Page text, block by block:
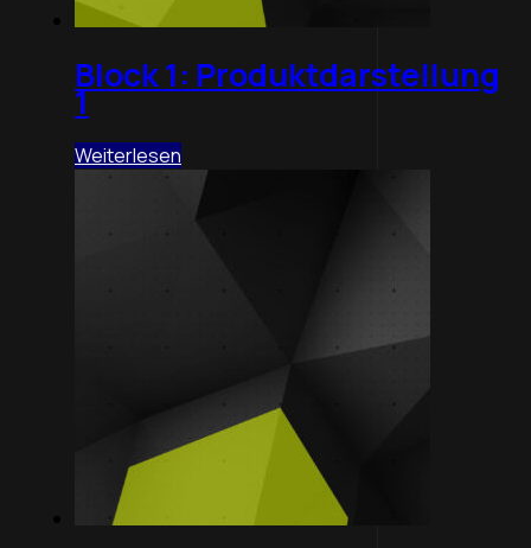
Block 1: Produktdarstellung
1
Weiterlesen